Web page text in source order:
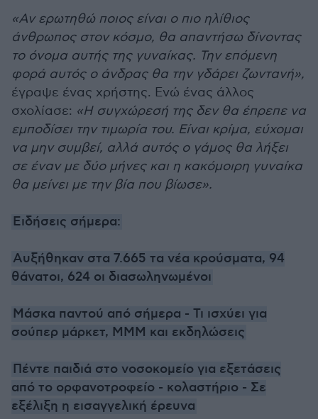
«Αν ερωτηθώ ποιος είναι ο πιο ηλίθιος
άνθρωπος στον κόσμο, θα απαντήσω δίνοντας
το όνομα αυτής της γυναίκας. Την επόμενη
φορά αυτός ο άνδρας θα την γδάρει ζωντανή»,
έγραψε ένας χρήστης. Ενώ ένας άλλος
σχολίασε: «Η συγχώρεσή της δεν θα έπρεπε να
εμποδίσει την τιμωρία του. Είναι κρίμα, εύχομαι
να μην συμβεί, αλλά αυτός ο γάμος θα λήξει
σε έναν με δύο μήνες και η κακόμοιρη γυναίκα
θα μείνει με την βία που βίωσε».
Ειδήσεις σήμερα:
Αυξήθηκαν στα 7.665 τα νέα κρούσματα, 94
θάνατοι, 624 οι διασωληνωμένοι
Μάσκα παντού από σήμερα - Τι ισχύει για
σούπερ μάρκετ, ΜΜΜ και εκδηλώσεις
Πέντε παιδιά στο νοσοκομείο για εξετάσεις
από το ορφανοτροφείο - κολαστήριο - Σε
εξέλιξη η εισαγγελική έρευνα